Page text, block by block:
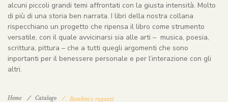
alcuni piccoli grandi temi affrontati con la giusta intensità. Molto
di più di una storia ben narrata. I libri della nostra collana
rispecchiano un progetto che ripensa il libro come strumento
versatile, con il quale avvicinarsi sia alle arti – musica, poesia,
scrittura, pittura – che a tutti quegli argomenti che sono
inportanti per il benessere personale e per l’interazione con gli
altri.
Home Catalogo Bambini e ragazzi